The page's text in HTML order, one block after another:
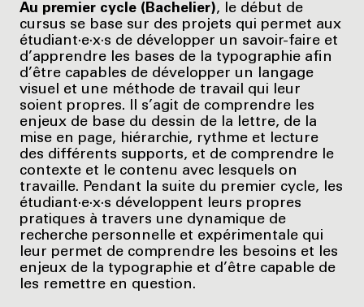
Au premier cycle (Bachelier), le début de
cursus se base sur des projets qui permet aux
étudiant·e·x·s de développer un savoir-faire et
d’apprendre les bases de la typographie afin
d’être capables de développer un langage
visuel et une méthode de travail qui leur
soient propres. Il s’agit de comprendre les
enjeux de base du dessin de la lettre, de la
mise en page, hiérarchie, rythme et lecture
des différents supports, et de comprendre le
contexte et le contenu avec lesquels on
travaille. Pendant la suite du premier cycle, les
étudiant·e·x·s développent leurs propres
pratiques à travers une dynamique de
recherche personnelle et expérimentale qui
leur permet de comprendre les besoins et les
enjeux de la typographie et d’être capable de
les remettre en question.